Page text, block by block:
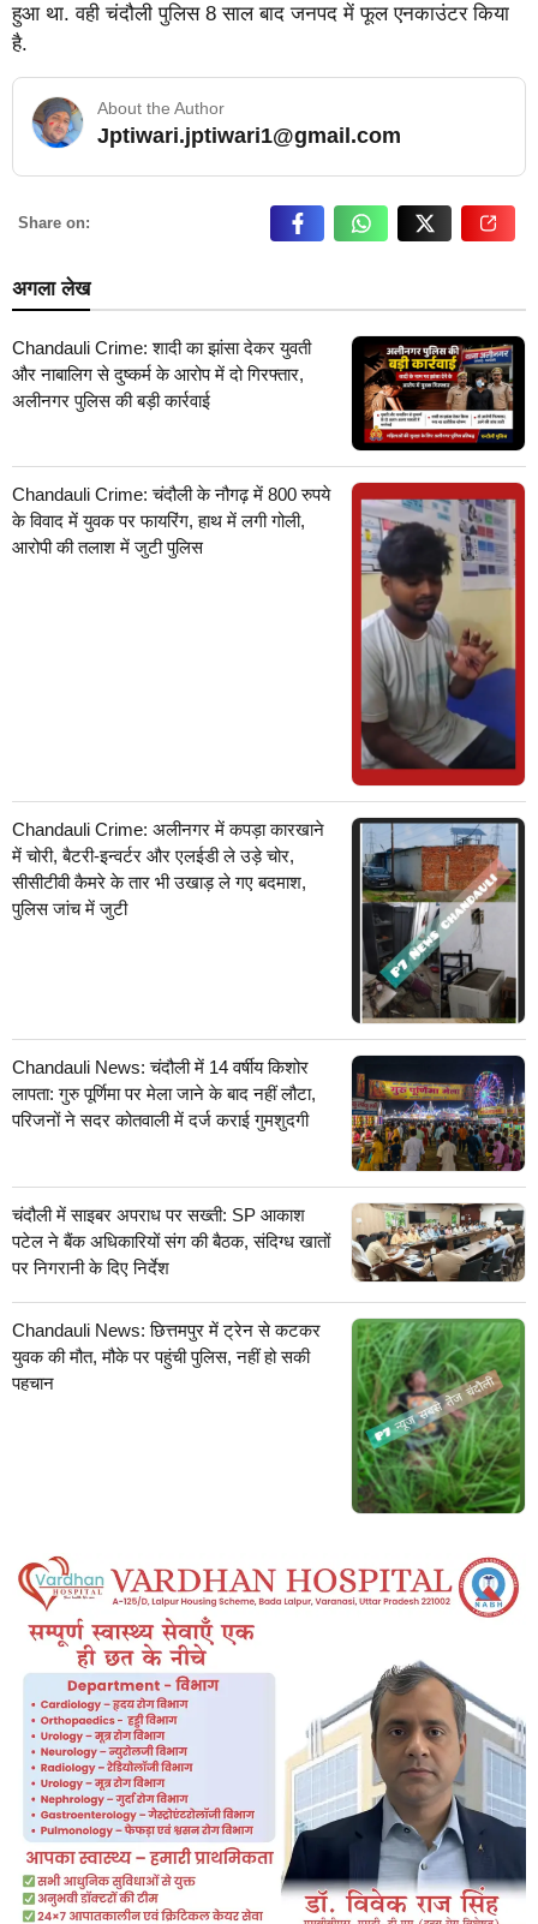
हुआ था. वही चंदौली पुलिस 8 साल बाद जनपद में फूल एनकाउंटर किया
है.
About the Author
Jptiwari.jptiwari1@gmail.com… Read More
Share on:
अगला लेख
Chandauli Crime: शादी का झांसा देकर युवती
और नाबालिग से दुष्कर्म के आरोप में दो गिरफ्तार,
अलीनगर पुलिस की बड़ी कार्रवाई
Chandauli Crime: चंदौली के नौगढ़ में 800 रुपये
के विवाद में युवक पर फायरिंग, हाथ में लगी गोली,
आरोपी की तलाश में जुटी पुलिस
Chandauli Crime: अलीनगर में कपड़ा कारखाने
में चोरी, बैटरी-इन्वर्टर और एलईडी ले उड़े चोर,
सीसीटीवी कैमरे के तार भी उखाड़ ले गए बदमाश,
पुलिस जांच में जुटी
Chandauli News: चंदौली में 14 वर्षीय किशोर
लापता: गुरु पूर्णिमा पर मेला जाने के बाद नहीं लौटा,
परिजनों ने सदर कोतवाली में दर्ज कराई गुमशुदगी
चंदौली में साइबर अपराध पर सख्ती: SP आकाश
पटेल ने बैंक अधिकारियों संग की बैठक, संदिग्ध खातों
पर निगरानी के दिए निर्देश
Chandauli News: छित्तमपुर में ट्रेन से कटकर
युवक की मौत, मौके पर पहुंची पुलिस, नहीं हो सकी
पहचान